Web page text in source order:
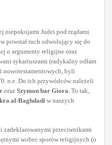
niepokojami Judei pod rządami
powstał ruch odwołujący się do
o argumenty religijne oraz
sykariuszami (radykalny odłam
nowotestamentowych, byli
n.e. Do ich przywódców należeli
oraz Szymon bar Giora. To tak,
al-Baghdadiw naszych
zadeklarowanymi przeciwnikami
wobec sporów religijnych (o